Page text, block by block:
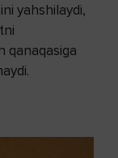
yahshilaydi,
qanaqasiga